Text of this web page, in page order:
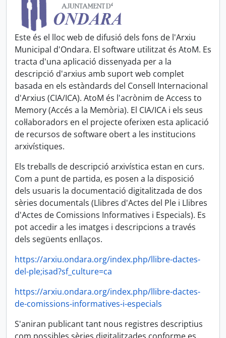
Este és el lloc web de difusió dels fons de l'Arxiu
Municipal d'Ondara. El software utilitzat és AtoM. Es
tracta d'una aplicació dissenyada per a la
descripció d'arxius amb suport web complet
basada en els estàndards del Consell Internacional
d'Arxius (CIA/ICA). AtoM és l'acrònim de Access to
Memory (Accés a la Memòria). El CIA/ICA i els seus
col·laboradors en el projecte oferixen esta aplicació
de recursos de software obert a les institucions
arxivístiques.
Els treballs de descripció arxivística estan en curs.
Com a punt de partida, es posen a la disposició
dels usuaris la documentació digitalitzada de dos
sèries documentals (Llibres d'Actes del Ple i Llibres
d'Actes de Comissions Informatives i Especials). Es
pot accedir a les imatges i descripcions a través
dels següents enllaços.
https://arxiu.ondara.org/index.php/llibre-dactes-
del-ple;isad?sf_culture=ca
https://arxiu.ondara.org/index.php/llibre-dactes-
de-comissions-informatives-i-especials
S'aniran publicant tant nous registres descriptius